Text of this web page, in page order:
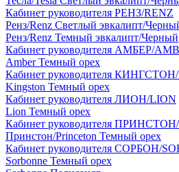
Кабинет руководителя РЕНЗ/RENZ
Ренз/Renz Светлый эвкалипт/
Ренз/Renz Темный эвкалипт/Черный
Кабинет руководителя АМБЕР/
Amber Темный орех
Кабинет руководителя
Kingston Темный орех
Кабинет руководителя ЛИОН/LION
Lion Темный орех
Кабинет руководителя
Принстон/Princeton Темный орех
Кабинет руководителя СОРБОН/
Sorbonne Темный орех